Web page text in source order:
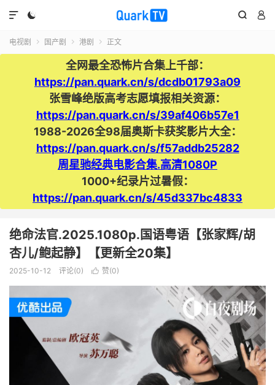
  

电视剧  国产剧  港剧  正文
全网最全恐怖片合集上千部：
https://pan.quark.cn/s/dcdb01793a09
张雪峰绝版高考志愿填报相关资源：
https://pan.quark.cn/s/39af406b57e1
1988-2026全98届奥斯卡获奖影片大全：
https://pan.quark.cn/s/f57addb25282
周星驰经典电影合集.高清1080P
1000+纪录片过暑假：
https://pan.quark.cn/s/45d337bc4833
绝命法官.2025.1080p.国语粤语【张家辉/胡
杏儿/鲍起静】【更新全20集】
2025-10-12 评论(0)  赞(0)